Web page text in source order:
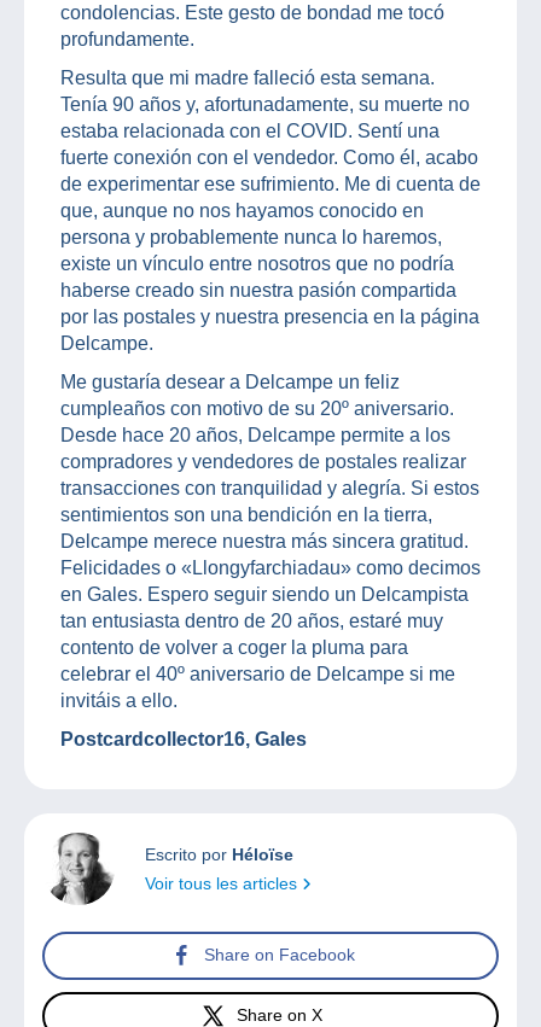
condolencias. Este gesto de bondad me tocó
profundamente.
Resulta que mi madre falleció esta semana.
Tenía 90 años y, afortunadamente, su muerte no
estaba relacionada con el COVID. Sentí una
fuerte conexión con el vendedor. Como él, acabo
de experimentar ese sufrimiento. Me di cuenta de
que, aunque no nos hayamos conocido en
persona y probablemente nunca lo haremos,
existe un vínculo entre nosotros que no podría
haberse creado sin nuestra pasión compartida
por las postales y nuestra presencia en la página
Delcampe.
Me gustaría desear a Delcampe un feliz
cumpleaños con motivo de su 20º aniversario.
Desde hace 20 años, Delcampe permite a los
compradores y vendedores de postales realizar
transacciones con tranquilidad y alegría. Si estos
sentimientos son una bendición en la tierra,
Delcampe merece nuestra más sincera gratitud.
Felicidades o «Llongyfarchiadau» como decimos
en Gales. Espero seguir siendo un Delcampista
tan entusiasta dentro de 20 años, estaré muy
contento de volver a coger la pluma para
celebrar el 40º aniversario de Delcampe si me
invitáis a ello.
Postcardcollector16, Gales
Escrito por Héloïse
Voir tous les articles
Share on Facebook
Share on X